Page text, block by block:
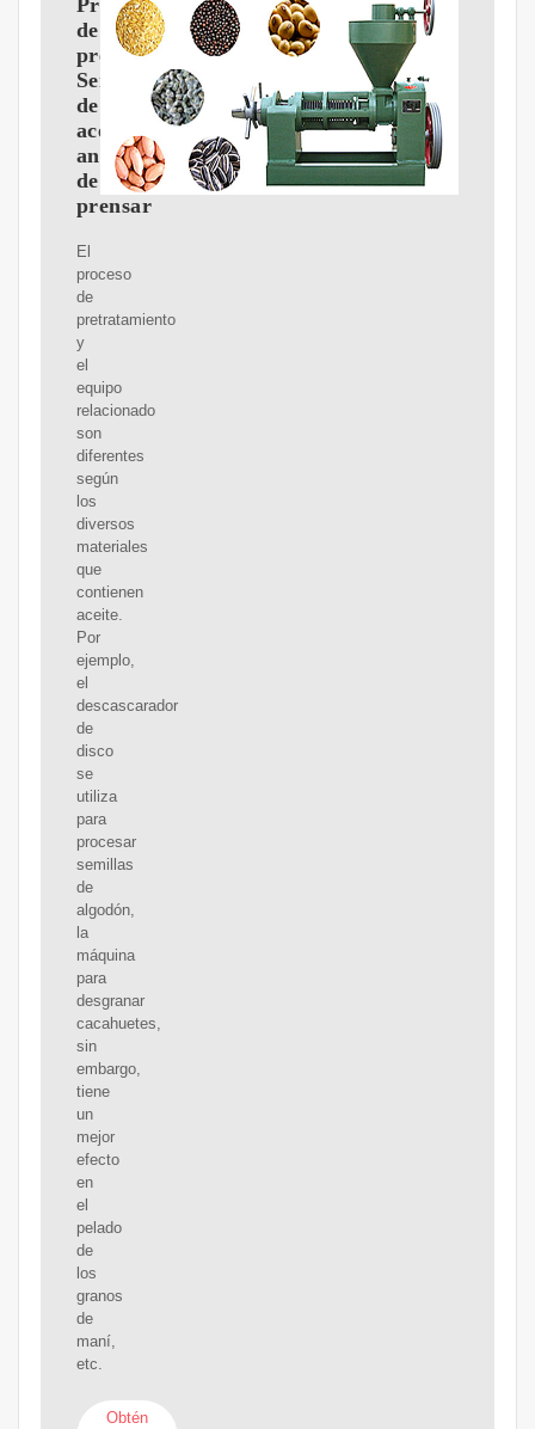
Proceso
de
pretratamiento
Semillas
de
aceite
antes
de
prensar
El
proceso
de
pretratamiento
y
el
equipo
relacionado
son
diferentes
según
los
diversos
materiales
que
contienen
aceite.
Por
ejemplo,
el
descascarador
de
disco
se
utiliza
para
procesar
semillas
de
algodón,
la
máquina
para
desgranar
cacahuetes,
sin
embargo,
tiene
un
mejor
efecto
en
el
pelado
de
los
granos
de
maní,
etc.
Obtén